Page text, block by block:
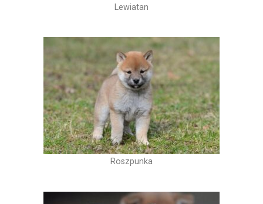
Lewiatan
Roszpunka